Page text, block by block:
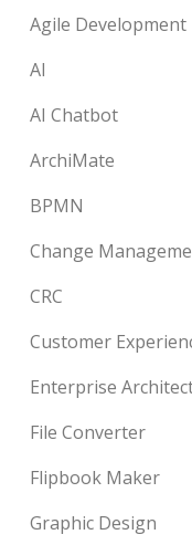
Agile Development
AI
AI Chatbot
ArchiMate
BPMN
Change
CRC
Customer
Enterprise
File Converter
Flipbook Maker
Graphic Design